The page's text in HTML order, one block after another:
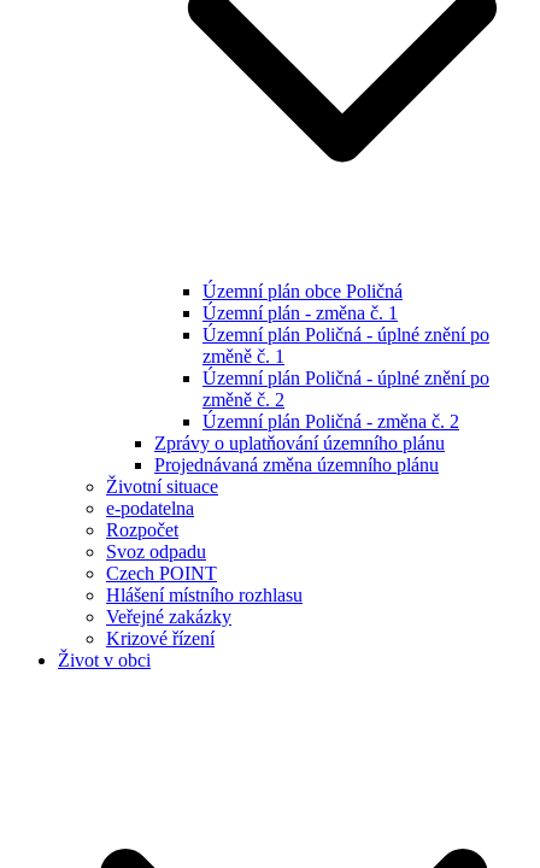
Územní plán obce Poličná
Územní plán - změna č. 1
Územní plán Poličná - úplné znění po
změně č. 1
Územní plán Poličná - úplné znění po
změně č. 2
Územní plán Poličná - změna č. 2
Zprávy o uplatňování územního plánu
Projednávaná změna územního plánu
Životní situace
e-podatelna
Rozpočet
Svoz odpadu
Czech POINT
Hlášení místního rozhlasu
Veřejné zakázky
Krizové řízení
Život v obci